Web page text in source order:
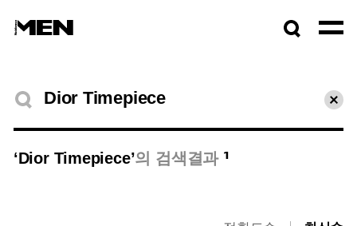
검색결과
초기
‘Dior Timepiece’의 검색결과 1